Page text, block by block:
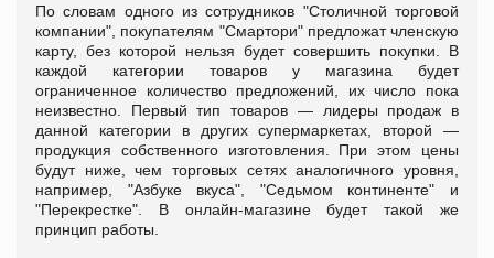
По словам одного из сотрудников "Столичной торговой
компании", покупателям "Смартори" предложат членскую
карту, без которой нельзя будет совершить покупки. В
каждой категории товаров у магазина будет
ограниченное количество предложений, их число пока
неизвестно. Первый тип товаров — лидеры продаж в
данной категории в других супермаркетах, второй —
продукция собственного изготовления. При этом цены
будут ниже, чем торговых сетях аналогичного уровня,
например, "Азбуке вкуса", "Седьмом континенте" и
"Перекрестке". В онлайн-магазине будет такой же
принцип работы.